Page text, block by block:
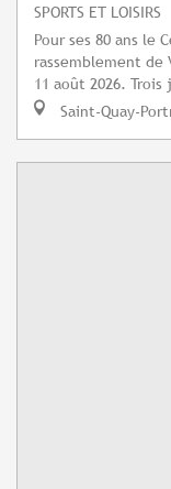
SPORTS ET LOISIRS
Pour ses 80 ans le
rassemblement de
11 août 2026.
Saint-Quay-